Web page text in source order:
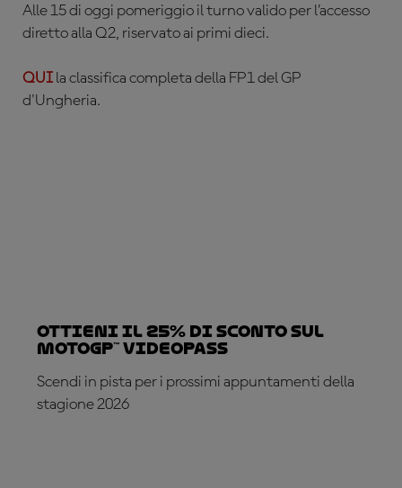
Alle 15 di oggi pomeriggio il turno valido per l’accesso
diretto alla Q2, riservato ai primi dieci.
QUI la classifica completa della FP1 del GP
d'Ungheria.
Ottieni il 25% di sconto sul
MotoGP™ VideoPass
Scendi in pista per i prossimi appuntamenti della
stagione 2026